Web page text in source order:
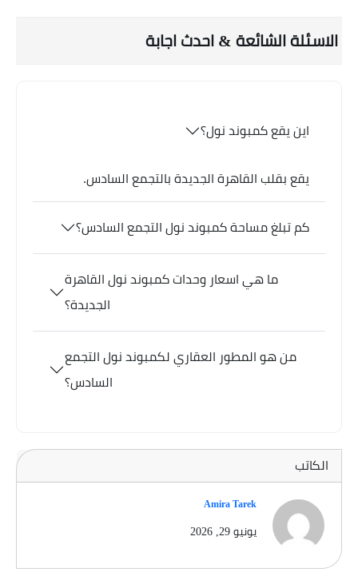
الاسئلة الشائعة & احدث اجابة
اين يقع كمبوند نول؟
يقع بقلب القاهرة الجديدة بالتجمع السادس.
كم تبلغ مساحة كمبوند نول التجمع السادس؟
ما هي اسعار وحدات كمبوند نول القاهرة
الجديدة؟
من هو المطور العقاري لكمبوند نول التجمع
السادس؟
الكاتب
Amira Tarek
يونيو 29, 2026